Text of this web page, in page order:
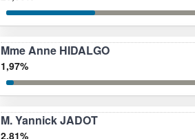
Mme Anne HIDALGO
1,97%
M. Yannick JADOT
2,81%